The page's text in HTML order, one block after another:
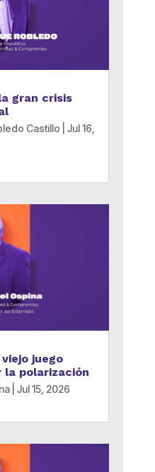
gran crisis
Castillo
Jul 16,
juego
polarización
| Jul 15, 2026